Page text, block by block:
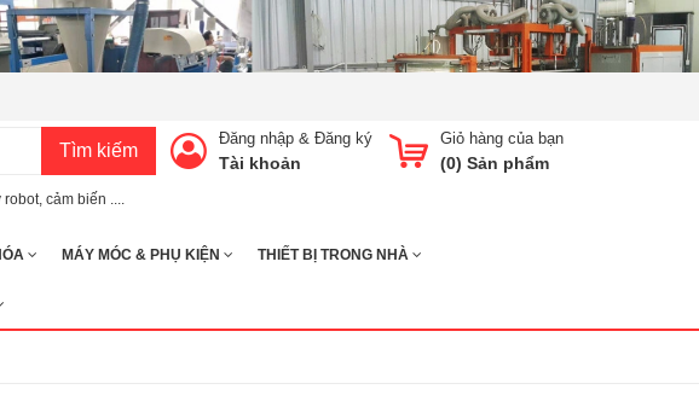
Tìm kiếm
robot cảm biến ....
Giỏ hàng của bạn
(0) Sản phẩm
Đăng nhập & Đăng ký
Tài khoản
MÁY MÓC & PHỤ KIỆN THIẾT BỊ TRONG NHÀ